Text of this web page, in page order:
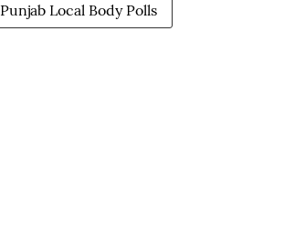
Punjab Local Body Polls